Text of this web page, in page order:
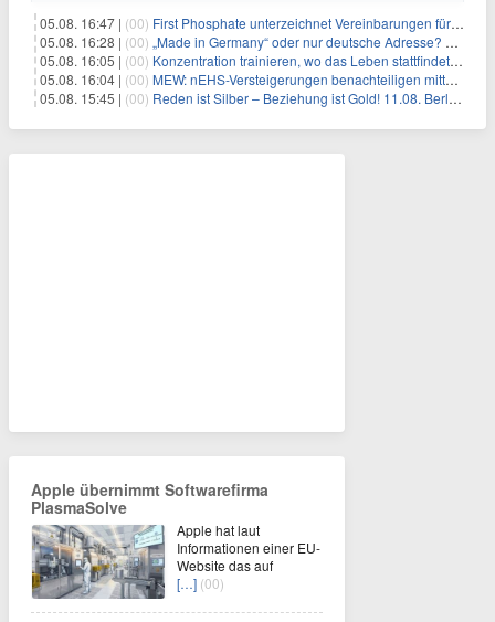
05.08. 16:47 | (00) First Phosphate unterzeichnet Vereinbarungen für nicht zu refundierende Zuwendungen in Höhe von 4,84 Mio. $ von der kanadischen Regierung für Straßeninfrastruktur und Stromübertragungsleitungen
05.08. 16:28 | (00) „Made in Germany“ oder nur deutsche Adresse? So erkennen Sie, wo Ihre Leiterplatten wirklich gefertigt werden
05.08. 16:05 | (00) Konzentration trainieren, wo das Leben stattfindet: Mobile EEG-Technologie bringt Neurofeedback in den Alltag
05.08. 16:04 | (00) MEW: nEHS-Versteigerungen benachteiligen mittelständische Unternehmen
05.08. 15:45 | (00) Reden ist Silber – Beziehung ist Gold! 11.08. Berlin – 18:30 Uhr
Apple übernimmt Softwarefirma
PlasmaSolve
Apple hat laut
Informationen einer EU-
Website das auf
[…] (00)